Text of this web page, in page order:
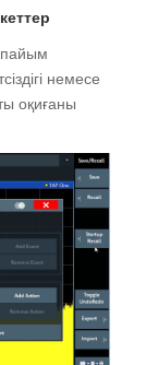
немесе
оқиғаны